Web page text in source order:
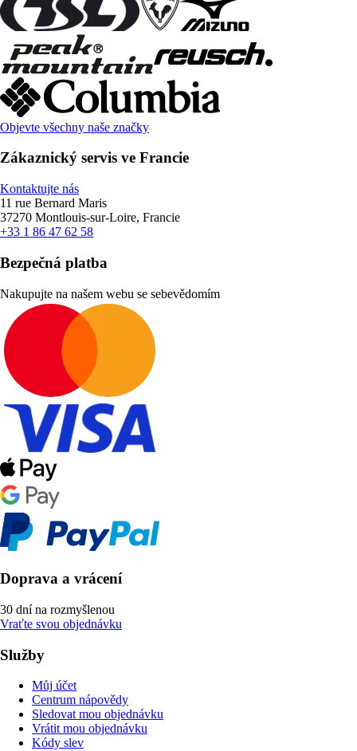
Objevte všechny naše značky
Zákaznický servis ve Francie
Kontaktujte nás
11 rue Bernard Maris
37270 Montlouis-sur-Loire, Francie
+33 1 86 47 62 58
Bezpečná platba
Nakupujte na našem webu se sebevědomím
Doprava a vrácení
30 dní na rozmyšlenou
Vraťte svou objednávku
Služby
Můj účet
Centrum nápovědy
Sledovat mou objednávku
Vrátit mou objednávku
Kódy slev